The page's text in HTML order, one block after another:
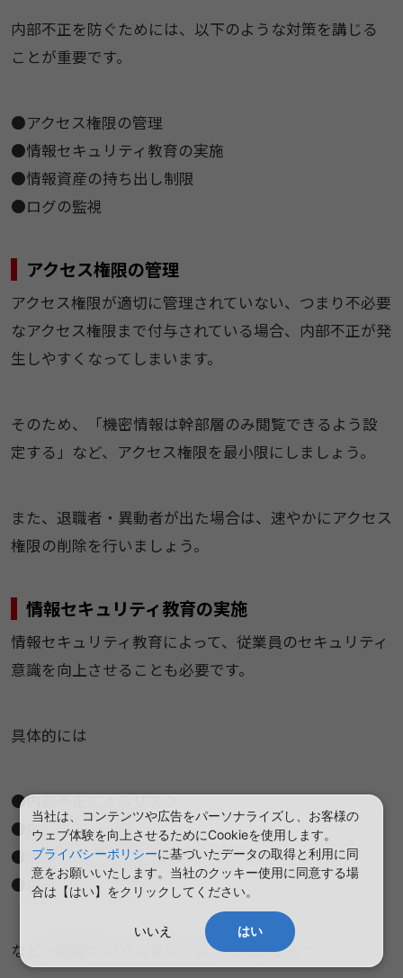
内部不正を防ぐためには、以下のような対策を講じる
ことが重要です。
●アクセス権限の管理
●情報セキュリティ教育の実施
●情報資産の持ち出し制限
●ログの監視
アクセス権限の管理
アクセス権限が適切に管理されていない、つまり不必要
なアクセス権限まで付与されている場合、内部不正が発
生しやすくなってしまいます。
そのため、「機密情報は幹部層のみ閲覧できるよう設
定する」など、アクセス権限を最小限にしましょう。
また、退職者・異動者が出た場合は、速やかにアクセス
権限の削除を行いましょう。
情報セキュリティ教育の実施
情報セキュリティ教育によって、従業員のセキュリティ
意識を向上させることも必要です。
具体的には
●内部不正によるリスク
●内部不正の事例
●内部不正につながる危険なアクション
●内部不正への対策
などを教育の中で共有するようにしましょう
当社は、コンテンツや広告をパーソナライズし、お客様の
ウェブ体験を向上させるためにCookieを使用します。
プライバシーポリシーに基づいたデータの取得と利用に同
意をお願いいたします。当社のクッキー使用に同意する場
合は【はい】をクリックしてください。
いいえ はい